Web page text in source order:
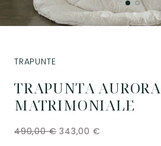
TRAPUNTA AURORA
MATRIMONIALE
TRAPUNTE
490,00€ 343,00 €